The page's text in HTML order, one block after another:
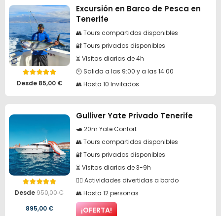
original
era:
83,00 €.
actual
es:
63,00 €.
Valorado con
Desde 85,00 €
Excursión en Barco de Pesca en
Tenerife
👥 Tours compartidos disponibles
🔐 Tours privados disponibles
⏳ Visitas diarias de 4h
🕙 Salida a las 9:00 y a las 14:00
👥 Hasta 10 Invitados
Valorado con
Desde950,00€
El
895,00 €El
Gulliver Yate Privado Tenerife
🛥️ 20m Yate Confort
👥 Tours compartidos disponibles
🔐 Tours privados disponibles
⏳ Visitas diarias de 3-9h
🏄‍♀️ Actividades divertidas a bordo
👥 Hasta 12 personas
¡OFERTA!